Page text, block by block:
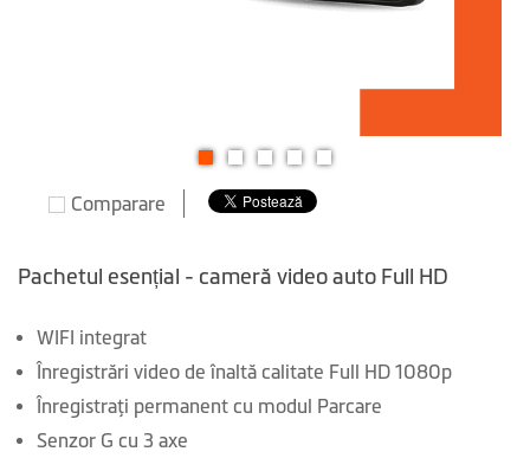
beginning
the
gallery
Comparare
Pachetul esențial - cameră video auto Full HD
WIFI integrat
Înregistrări video de înaltă calitate Full HD 1080p
Înregistraţi permanent cu modul Parcare
Senzor G cu 3 axe